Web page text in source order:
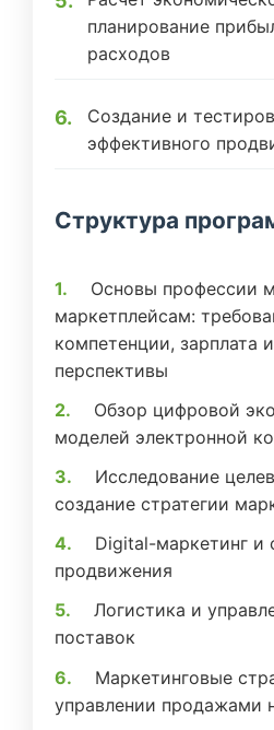
планирование
расходов
Создание и
эффективного
Структура
Основы профессии
маркетплейсам:
компетенции, зарплата
перспективы
Обзор цифровой
моделей электронной
Исследование
создание стратегии
Digital-маркетинг и
продвижения
Логистика и
поставок
Маркетинговые
управлении продажами